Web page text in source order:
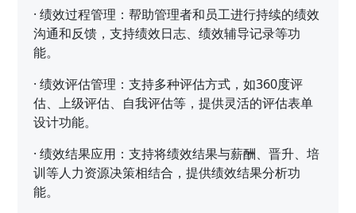
·绩效过程管理：帮助管理者和员工进行持续的绩效
沟通和反馈，支持绩效日志、绩效辅导记录等功
能。
·绩效评估管理：支持多种评估方式，如360度评
估、上级评估、自我评估等，提供灵活的评估表单
设计功能。
·绩效结果应用：支持将绩效结果与薪酬、晋升、培
训等人力资源决策相结合，提供绩效结果分析功
能。